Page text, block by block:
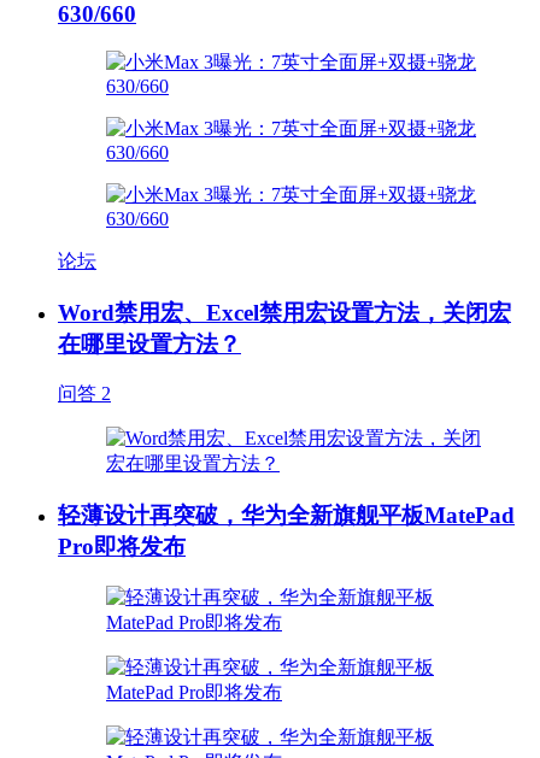
630/660
论坛
Word禁用宏、Excel禁用宏设置方法，关闭宏
在哪里设置方法？
问答 2
轻薄设计再突破，华为全新旗舰平板MatePad
Pro即将发布